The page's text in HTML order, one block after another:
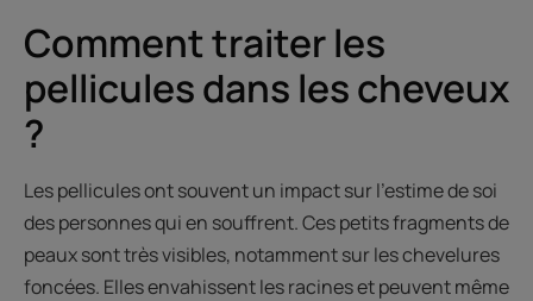
Comment traiter les
pellicules dans les cheveux
?
Les pellicules ont souvent un impact sur l’estime de soi
des personnes qui en souffrent. Ces petits fragments de
peaux sont très visibles, notamment sur les chevelures
foncées. Elles envahissent les racines et peuvent même